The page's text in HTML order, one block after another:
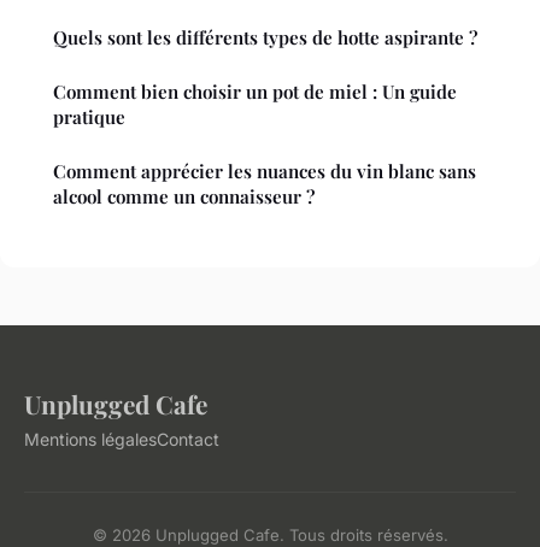
Quels sont les différents types de hotte aspirante ?
Comment bien choisir un pot de miel : Un guide
pratique
Comment apprécier les nuances du vin blanc sans
alcool comme un connaisseur ?
Unplugged Cafe
Mentions légalesContact
© 2026 Unplugged Cafe. Tous droits réservés.